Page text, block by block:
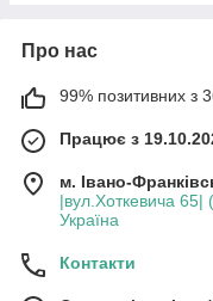
Про нас
99% позитивних з
Працює з
м. Івано-
|вул.Хоткевича 65|
Україна
Контакти